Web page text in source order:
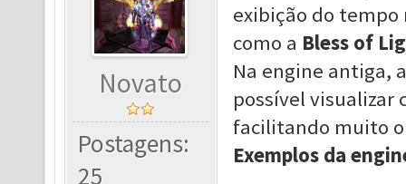
Novato
Postagens:
25
exibição do
como a Bless of
Na engine antiga,
possível visualizar
facilitando muito
Exemplos da